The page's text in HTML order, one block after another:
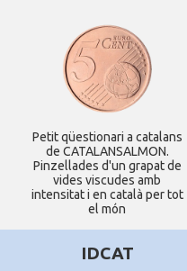
Petit qüestionari a catalans
de CATALANSALMON.
Pinzellades d'un grapat de
vides viscudes amb
intensitat i en català per tot
el món
IDCAT